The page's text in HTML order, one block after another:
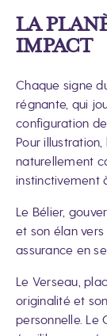
LA
IMPACT
Chaque signe
régnante, qui
configuration
Pour illustration,
naturellement
instinctivement
Le Bélier,
et son élan
assurance en
Le Verseau,
originalité et
personnelle. Le